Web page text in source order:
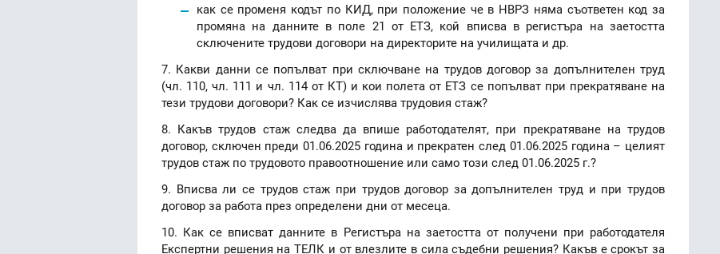
как се променя кодът по КИД, при положение че в НВРЗ няма съответен код за
промяна на данните в поле 21 от ЕТЗ, кой вписва в регистъра на заетостта
сключените трудови договори на директорите на училищата и др.
7. Какви данни се попълват при сключване на трудов договор за допълнителен труд
(чл. 110, чл. 111 и чл. 114 от КТ) и кои полета от ЕТЗ се попълват при прекратяване на
тези трудови договори? Как се изчислява трудовия стаж?
8. Какъв трудов стаж следва да впише работодателят, при прекратяване на трудов
договор, сключен преди 01.06.2025 година и прекратен след 01.06.2025 година – целият
трудов стаж по трудовото правоотношение или само този след 01.06.2025 г.?
9. Вписва ли се трудов стаж при трудов договор за допълнителен труд и при трудов
договор за работа през определени дни от месеца.
10. Как се вписват данните в Регистъра на заетостта от получени при работодателя
Експертни решения на ТЕЛК и от влезлите в сила съдебни решения? Какъв е срокът за